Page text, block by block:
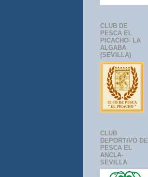
CLUB DE
PESCA EL
PICACHO- LA
ALGABA
(SEVILLA)
CLUB
DEPORTIVO DE
PESCA EL
ANCLA-
SEVILLA